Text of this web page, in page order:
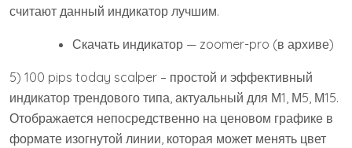
считают данный индикатор лучшим.
Скачать индикатор — zoomer-pro (в архиве)
5) 100 pips today scalper – простой и эффективный
индикатор трендового типа, актуальный для М1, М5, М15.
Отображается непосредственно на ценовом графике в
формате изогнутой линии, которая может менять цвет